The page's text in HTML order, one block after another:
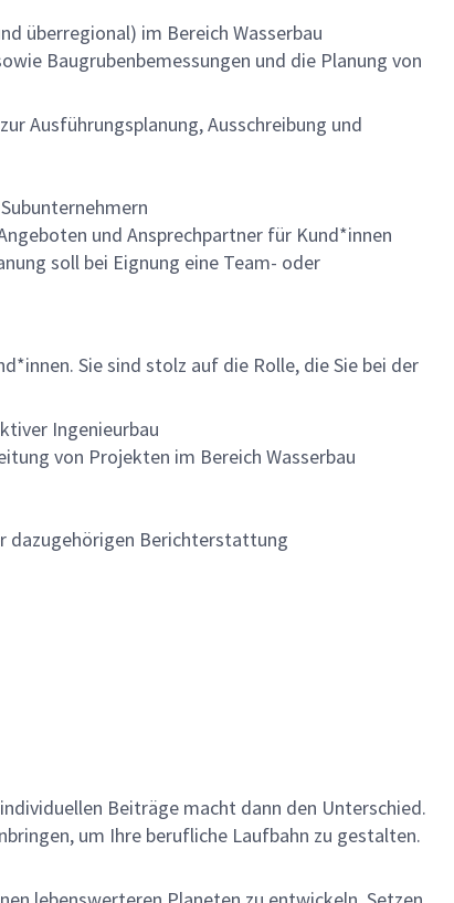
überregional) im Bereich Wasserbau
Baugrubenbemessungen und die Planung von
Ausführungsplanung, Ausschreibung und
und Ansprechpartner für Kund*innen
soll bei Eignung eine Team- oder
Sie sind stolz auf die Rolle, die Sie bei der
Ingenieurbau
von Projekten im Bereich Wasserbau
dazugehörigen Berichterstattung
Beiträge macht dann den Unterschied.
um Ihre berufliche Laufbahn zu gestalten.